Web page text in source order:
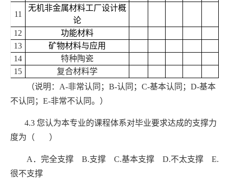
11
无机非金属材料工厂设计概
论
12
功能材料
13
矿物材料与应用
14
特种陶瓷
15
复合材料学
（说明： A-非常认同； B-认同； C-基本认同； D-基本
不认同； E-非常不认同。）
4.3 您认为本专业的课程体系对毕业要求达成的支撑力
度为（ ）
A ．完全支撑 B.支撑 C.基本支撑 D.不太支撑 E.
很不支撑